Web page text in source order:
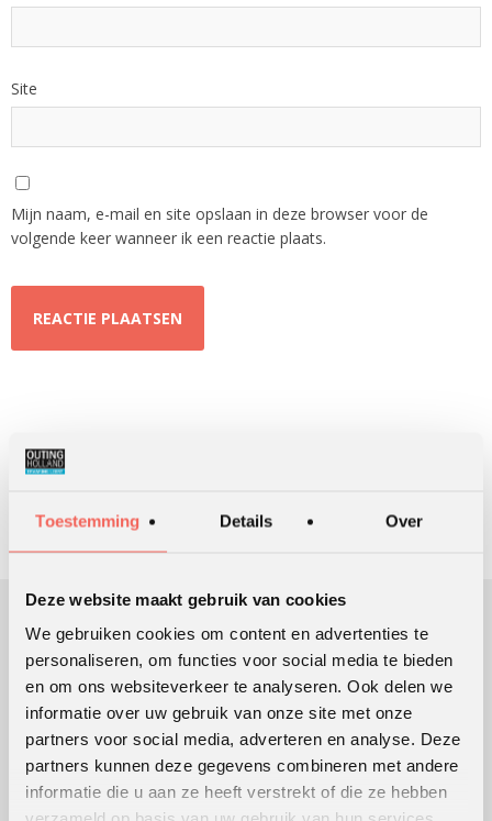
Toestemming Details Over
Deze website maakt gebruik van cookies
We gebruiken cookies om content en advertenties te
personaliseren, om functies voor social media te bieden
en om ons websiteverkeer te analyseren. Ook delen we
informatie over uw gebruik van onze site met onze
partners voor social media, adverteren en analyse. Deze
partners kunnen deze gegevens combineren met andere
informatie die u aan ze heeft verstrekt of die ze hebben
Site
Mijn naam, e-mail en site opslaan in deze browser voor de
volgende keer wanneer ik een reactie plaats.
ZOEKEN
OUTING HOLLAND
Sinds 1991 ondersteunen we klanten bij het ontwikkelen en
uitvoeren van leer- en ontwikkelingsprocessen die mensen en
organisaties in beweging brengen en houden.
Lees meer over ons